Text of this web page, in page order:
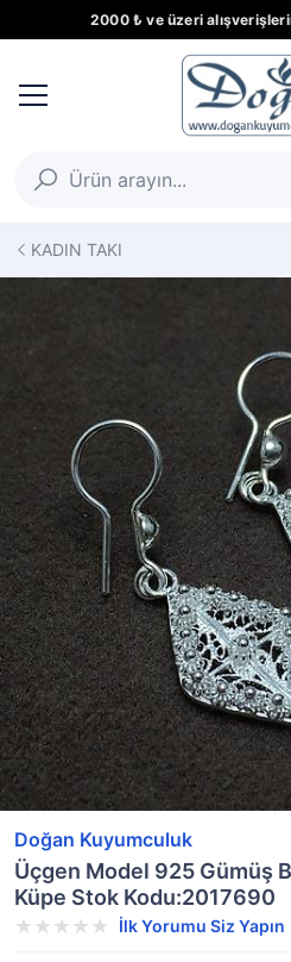
2000 ₺ ve üzeri
KADIN TAKI
Doğan Kuyumculuk
Üçgen Model 925 Gümüş
Küpe Stok Kodu:2017690
İlk Yorumu Siz Yapın